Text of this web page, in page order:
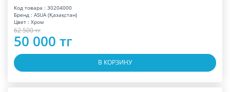
Код товара : 30204000
Бренд : ASUA (Қазақстан)
Цвет : Хром
62 500 тг
50 000 тг
В КОРЗИНУ